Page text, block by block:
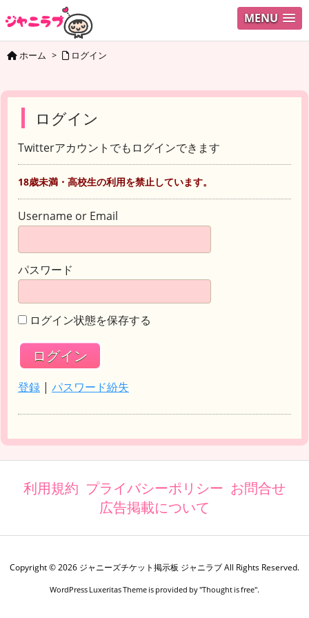
MENU
ホーム > ログイン
ログイン
Twitterアカウントでもログインできます
18歳未満・高校生の利用を禁止しています。
Username or Email
パスワード
ログイン状態を保存する
登録 | パスワード紛失
利用規約 プライバシーポリシー お問合せ
広告掲載について
Copyright ©2026 ジャニーズチケット掲示板 ジャニラブAll Rights Reserved.
WordPress Luxeritas Theme is provided by "Thought is free".